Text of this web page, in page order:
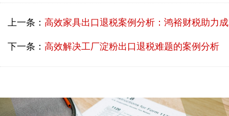
上一条： 高效家具出口退税案例分析：鸿裕财税助力成功申请
下一条： 高效解决工厂淀粉出口退税难题的案例分析